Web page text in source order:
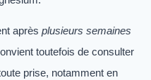
après plusieurs semaines
toutefois de consulter
prise, notamment en